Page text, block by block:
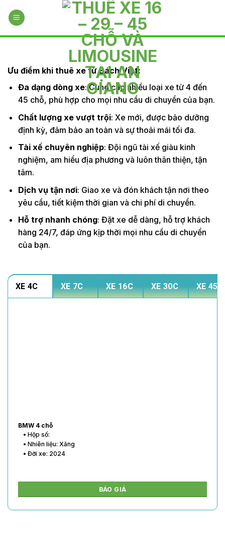
Ưu điểm khi thuê xe từ Bách Việt:
Đa dạng dòng xe: Cung cấp nhiều loại xe từ 4 đến
45 chỗ, phù hợp cho mọi nhu cầu di chuyển của bạn.
Chất lượng xe vượt trội: Xe mới, được bảo dưỡng
định kỳ, đảm bảo an toàn và sự thoải mái tối đa.
Tài xế chuyên nghiệp: Đội ngũ tài xế giàu kinh
nghiệm, am hiểu địa phương và luôn thân thiện, tận
tâm.
Dịch vụ tận nơi: Giao xe và đón khách tận nơi theo
yêu cầu, tiết kiệm thời gian và chi phí di chuyển.
Hỗ trợ nhanh chóng: Đặt xe dễ dàng, hỗ trợ khách
hàng 24/7, đáp ứng kịp thời mọi nhu cầu di chuyển
của bạn.
XE 4C XE 7C XE 16C XE 30C XE 45C
Mercedes 4 chỗ
• Hộp số: Số tự động
• Nhiên liệu: Xăng
• Đời xe:
BÁO GIÁ